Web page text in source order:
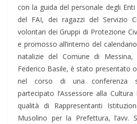
con la guida del personale degli
del FAI, dei ragazzi del Servizio
volontari dei Gruppi di Protezione
e promosso all’interno del
natalizie del Comune di Messina,
Federico Basile, è stato presentato
nel corso di una conferenza
partecipato l’Assessore alla
qualità di Rappresentanti
Musolino per la Prefettura, l’avv.